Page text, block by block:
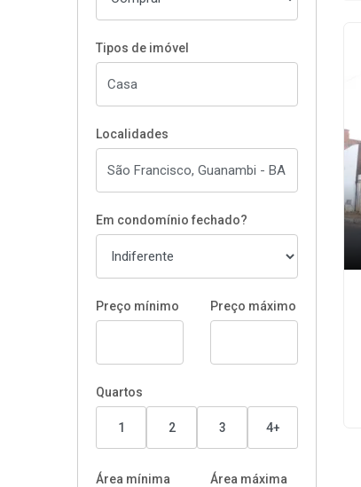
Tipos de imóvel
Localidades
Em condomínio fechado?
Preço mínimo Preço máximo
Quartos
1 2 3 4+
Área mínima Área máxima